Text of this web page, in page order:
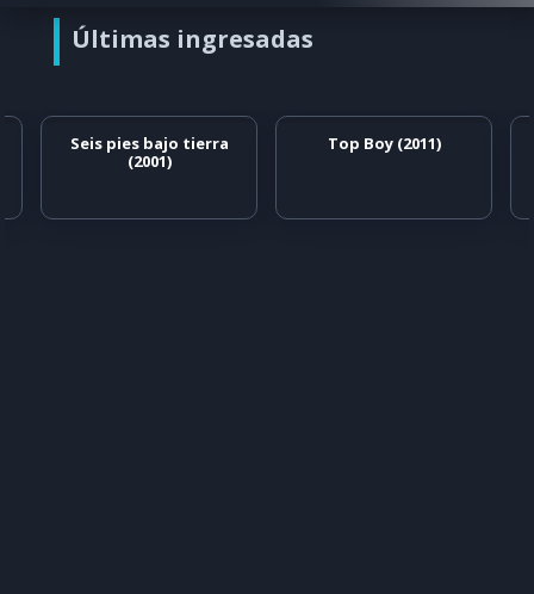
Últimas ingresadas
Seis pies bajo tierra
(2001)
Top Boy (2011)